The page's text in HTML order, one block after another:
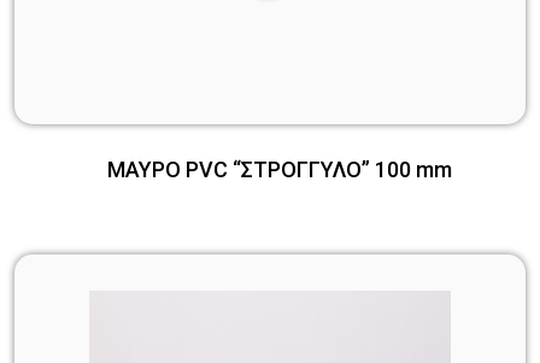
ΜΑΥΡΟ PVC “ΣΤΡΟΓΓΥΛΟ” 100 mm